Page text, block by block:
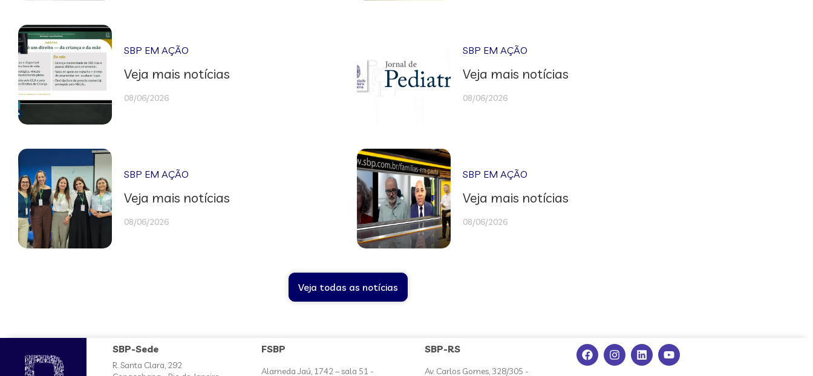
SBP EM AÇÃO
Veja mais notícias
08/06/2026
SBP EM AÇÃO
Veja mais notícias
08/06/2026
SBP EM AÇÃO
Veja mais notícias
08/06/2026
SBP EM AÇÃO
Veja mais notícias
08/06/2026
Veja todas as notícias
SBP-Sede
R. Santa Clara, 292
FSBP
Alameda Jaú, 1742 – sala 51 -
SBP-RS
Av. Carlos Gomes, 328/305 -